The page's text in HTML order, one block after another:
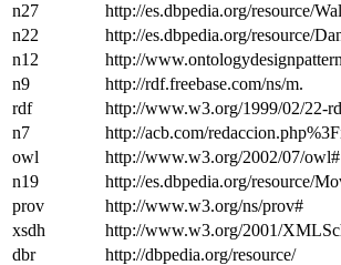
n27
http://es.dbpedia.org/resource/
n22
http://es.dbpedia.org/resource/
n12
http://
n9
http://rdf.freebase.com/ns/m.
rdf
http://www.w3.org/1999/02/22-
n7
http://acb.com/
owl
http://www.w3.org/2002/07/owl#
n19
http://es.dbpedia.org/resource/
prov
http://www.w3.org/ns/prov#
xsdh
http://www.w3.org/2001/
dbr
http://dbpedia.org/resource/